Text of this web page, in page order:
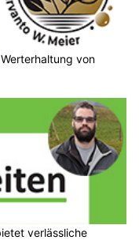
von
verlässliche